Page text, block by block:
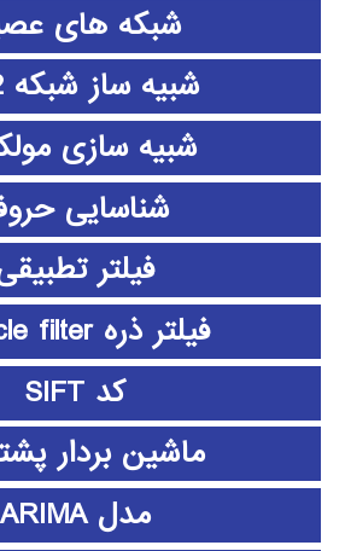
شبکه های
شبیه ساز شبکه NS2
شبیه سازی
شناسایی
فیلتر
فیلتر ذره particle filter
کد SIFT
ماشین بردار
مدل ARIMA